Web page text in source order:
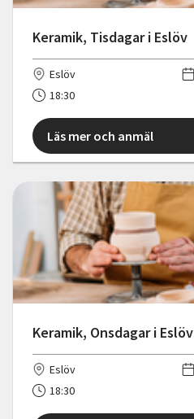
Keramik, Tisdagar i Eslöv
Eslöv
18:30
Läs mer och anmäl
Keramik, Onsdagar i Eslöv
Eslöv
18:30